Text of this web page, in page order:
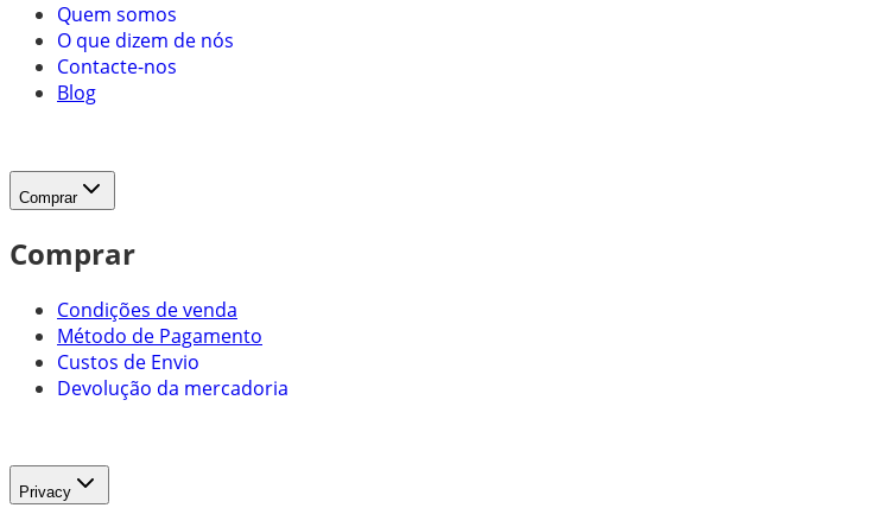
Quem somos
O que dizem de nós
Contacte-nos
Blog
Comprar
Comprar
Condições de venda
Método de Pagamento
Custos de Envio
Devolução da mercadoria
Privacy